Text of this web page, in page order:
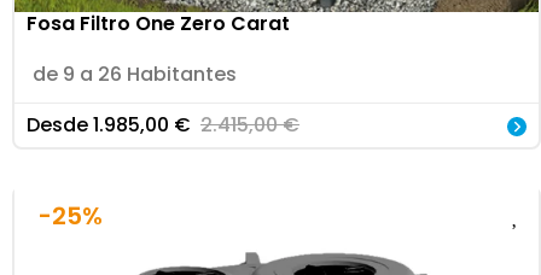
Fosa Filtro One Zero Carat
de 9 a 26 Habitantes
Desde1.985,00 € 2.415,00€
-25%